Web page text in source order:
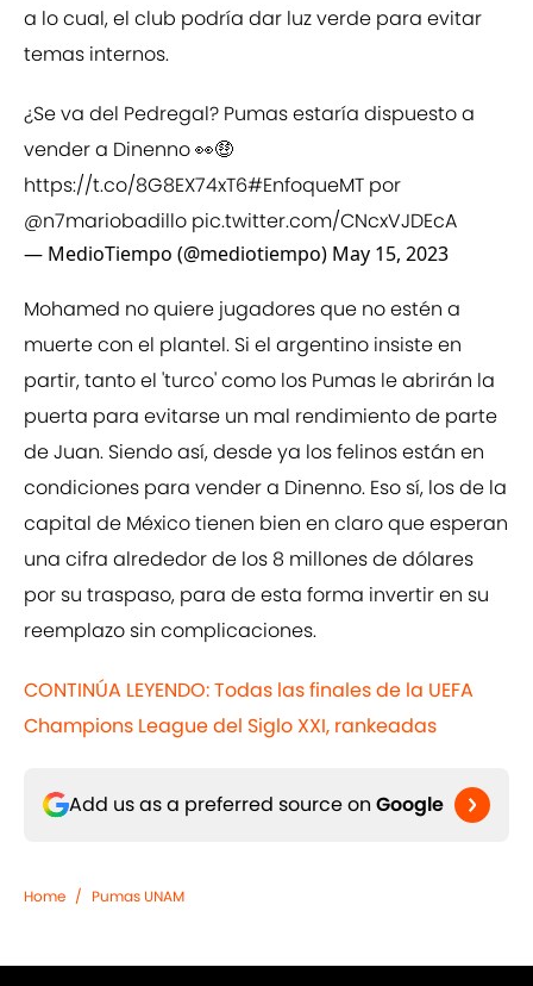
a lo cual, el club podría dar luz verde para evitar
temas internos.
¿Se va del Pedregal? Pumas estaría dispuesto a
vender a Dinenno 👀🤑
https://t.co/8G8EX74xT6#EnfoqueMT por
@n7mariobadillo pic.twitter.com/CNcxVJDEcA
— MedioTiempo (@mediotiempo) May 15, 2023
Mohamed no quiere jugadores que no estén a
muerte con el plantel. Si el argentino insiste en
partir, tanto el 'turco' como los Pumas le abrirán la
puerta para evitarse un mal rendimiento de parte
de Juan. Siendo así, desde ya los felinos están en
condiciones para vender a Dinenno. Eso sí, los de la
capital de México tienen bien en claro que esperan
una cifra alrededor de los 8 millones de dólares
por su traspaso, para de esta forma invertir en su
reemplazo sin complicaciones.
CONTINÚA LEYENDO: Todas las finales de la UEFA
Champions League del Siglo XXI, rankeadas
Add us as a preferred source on Google
Home / Pumas UNAM